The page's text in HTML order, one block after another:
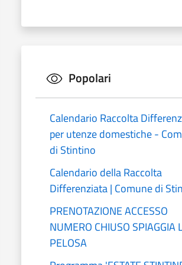
Popolari
Calendario Raccolta
per utenze domestiche -
di Stintino
Calendario della Raccolta
Differenziata | Comune di
PRENOTAZIONE ACCESSO
NUMERO CHIUSO SPIAGGIA
PELOSA